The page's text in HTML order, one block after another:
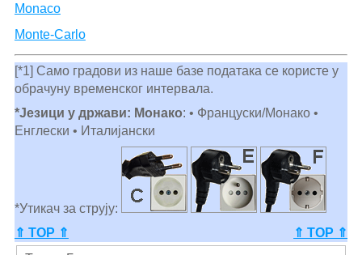
Monaco
Monte-Carlo
[*1] Само градови из наше базе података се користе у
обрачуну временског интервала.
*Језици у држави: Монако: • Француски/Монако •
Енглески • Италијански
*Утикач за струју:
⇑ TOP ⇑
⇑ TOP ⇑